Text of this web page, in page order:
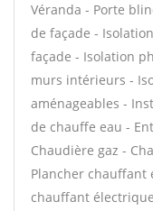
Véranda - Porte
de façade -
façade - Isolation
murs intérieurs -
aménageables -
de chauffe eau -
Chaudière gaz -
Plancher chauffant
chauffant